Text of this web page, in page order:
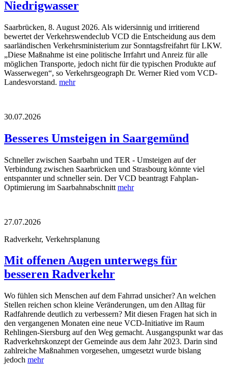
Niedrigwasser
Saarbrücken, 8. August 2026. Als widersinnig und irritierend
bewertet der Verkehrswendeclub VCD die Entscheidung aus dem
saarländischen Verkehrsministerium zur Sonntagsfreifahrt für LKW.
„Diese Maßnahme ist eine politische Irrfahrt und Anreiz für alle
möglichen Transporte, jedoch nicht für die typischen Produkte auf
Wasserwegen“, so Verkehrsgeograph Dr. Werner Ried vom VCD-
Landesvorstand. mehr
30.07.2026
Besseres Umsteigen in Saargemünd
Schneller zwischen Saarbahn und TER - Umsteigen auf der
Verbindung zwischen Saarbrücken und Strasbourg könnte viel
entspannter und schneller sein. Der VCD beantragt Fahplan-
Optimierung im Saarbahnabschnitt mehr
27.07.2026
Radverkehr, Verkehrsplanung
Mit offenen Augen unterwegs für
besseren Radverkehr
Wo fühlen sich Menschen auf dem Fahrrad unsicher? An welchen
Stellen reichen schon kleine Veränderungen, um den Alltag für
Radfahrende deutlich zu verbessern? Mit diesen Fragen hat sich in
den vergangenen Monaten eine neue VCD-Initiative im Raum
Rehlingen-Siersburg auf den Weg gemacht. Ausgangspunkt war das
Radverkehrskonzept der Gemeinde aus dem Jahr 2023. Darin sind
zahlreiche Maßnahmen vorgesehen, umgesetzt wurde bislang
jedoch mehr